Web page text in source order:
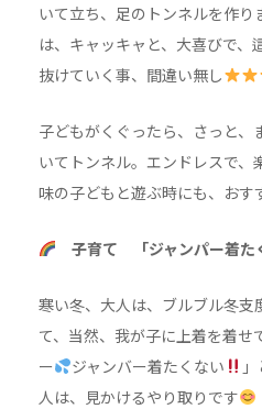
いて立ち、足のトンネルを作り
は、キャッキャと、大喜びで、
抜けていく事、間違い無し
子どもがくぐったら、さっと
いてトンネル。エンドレスで
味の子どもと遊ぶ時にも、おす
子育て 「ジャンパー着た
寒い冬、大人は、ブルブル冬支
て、当然、我が子に上着を着せ
ー
ジャンバー着たくない
人は、見かけるやり取りです